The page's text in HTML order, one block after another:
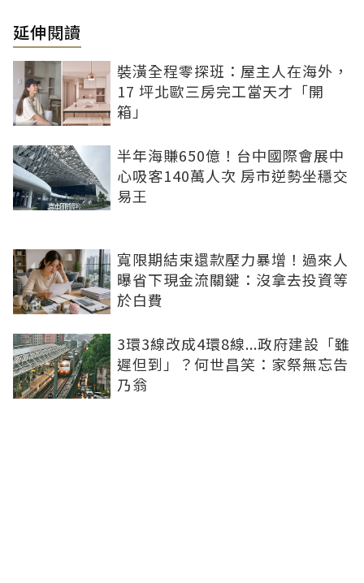
延伸閱讀
裝潢全程零探班：屋主人在海外，
17 坪北歐三房完工當天才「開
箱」
半年海賺650億！台中國際會展中
心吸客140萬人次 房市逆勢坐穩交
易王
寬限期結束還款壓力暴增！過來人
曝省下現金流關鍵：沒拿去投資等
於白費
3環3線改成4環8線...政府建設「雖
遲但到」？何世昌笑：家祭無忘告
乃翁